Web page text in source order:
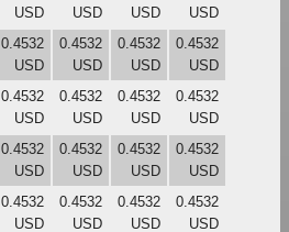
USD
USD
USD
USD
0.4532
USD
0.4532
USD
0.4532
USD
0.4532
USD
0.4532
USD
0.4532
USD
0.4532
USD
0.4532
USD
0.4532
USD
0.4532
USD
0.4532
USD
0.4532
USD
0.4532
USD
0.4532
USD
0.4532
USD
0.4532
USD